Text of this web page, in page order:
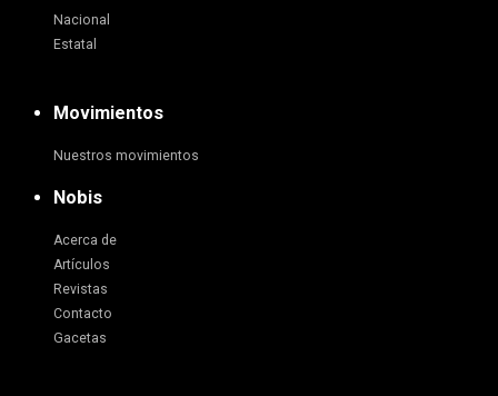
Nacional
Estatal
Movimientos
Nuestros movimientos
Nobis
Acerca de
Artículos
Revistas
Contacto
Gacetas